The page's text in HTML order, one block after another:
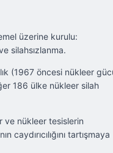
üzerine kurulu:
silahsızlanma.
(1967 öncesi nükleer
186 ülke nükleer silah
ve nükleer tesislerin
caydırıcılığını tartışmaya